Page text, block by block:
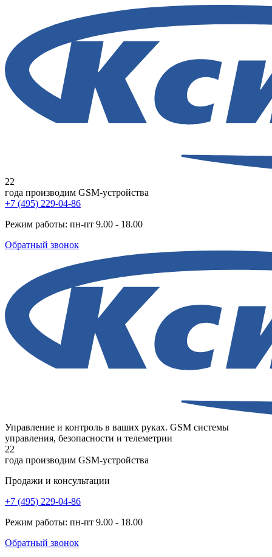
22
года производим GSM-устройства
+7 (495) 229-04-86
Режим работы: пн-пт 9.00 - 18.00
Обратный звонок
Управление и контроль в ваших руках. GSM системы
управления, безопасности и телеметрии
22
года производим GSM-устройства
Продажи и консультации
+7 (495) 229-04-86
Режим работы: пн-пт 9.00 - 18.00
Обратный звонок